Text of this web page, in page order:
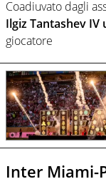
Coadiuvato dagli
Ilgiz Tantashev IV
giocatore
Inter Miami-